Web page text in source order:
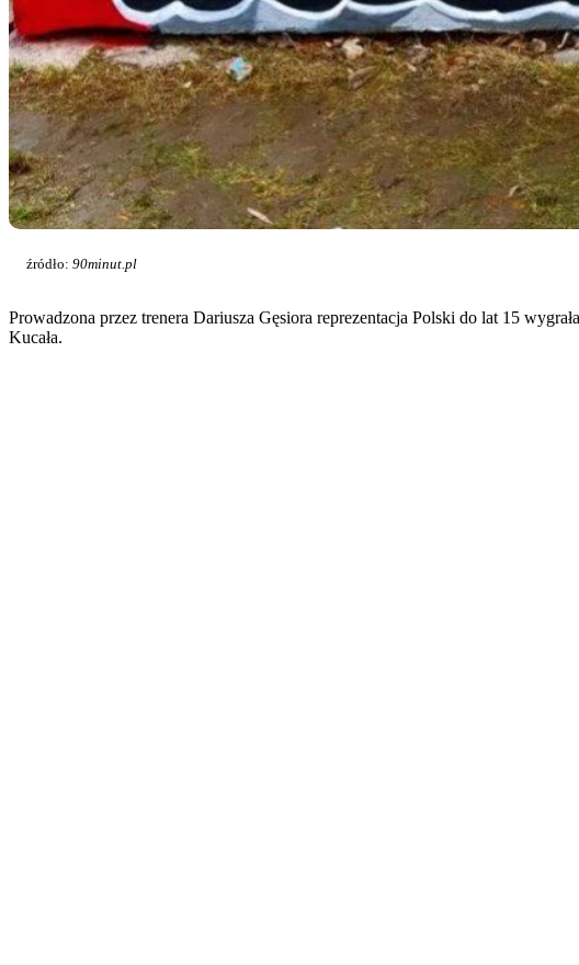
źródło: 90minut.pl
Prowadzona przez trenera Dariusza Gęsiora reprezentacja Polski do lat 15
Kucała.